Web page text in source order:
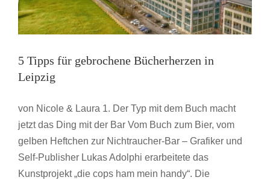
5 Tipps für gebrochene Bücherherzen in
Leipzig
von Nicole & Laura 1. Der Typ mit dem Buch macht
jetzt das Ding mit der Bar Vom Buch zum Bier, vom
gelben Heftchen zur Nichtraucher-Bar – Grafiker und
Self-Publisher Lukas Adolphi erarbeitete das
Kunstprojekt „die cops ham mein handy“. Die